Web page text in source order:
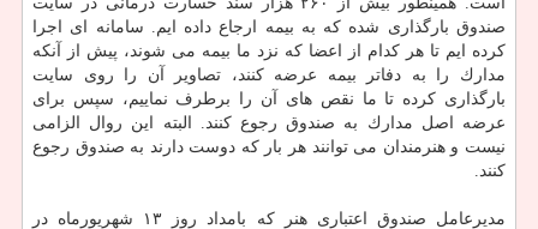
صندوق بارگذاری شده كه به بیمه ارجاع داده ایم. سامانه ای اجرا
كرده ایم تا هر كدام از اعضا كه نزد ما بیمه می شوند، پیش از آنكه
مدارك را به دفاتر بیمه عرضه كنند، تصاویر آن را روی سایت
بارگذاری كرده تا ما نقص های آن را برطرف نماییم، سپس برای
عرضه اصل مدارك به صندوق رجوع كنند. البته این روال الزامی
نیست و هنرمندان می توانند هر بار كه دوست دارند به صندوق رجوع
كنند.
مدیرعامل صندوق اعتباری هنر كه بامداد روز ۱۳ شهریورماه در